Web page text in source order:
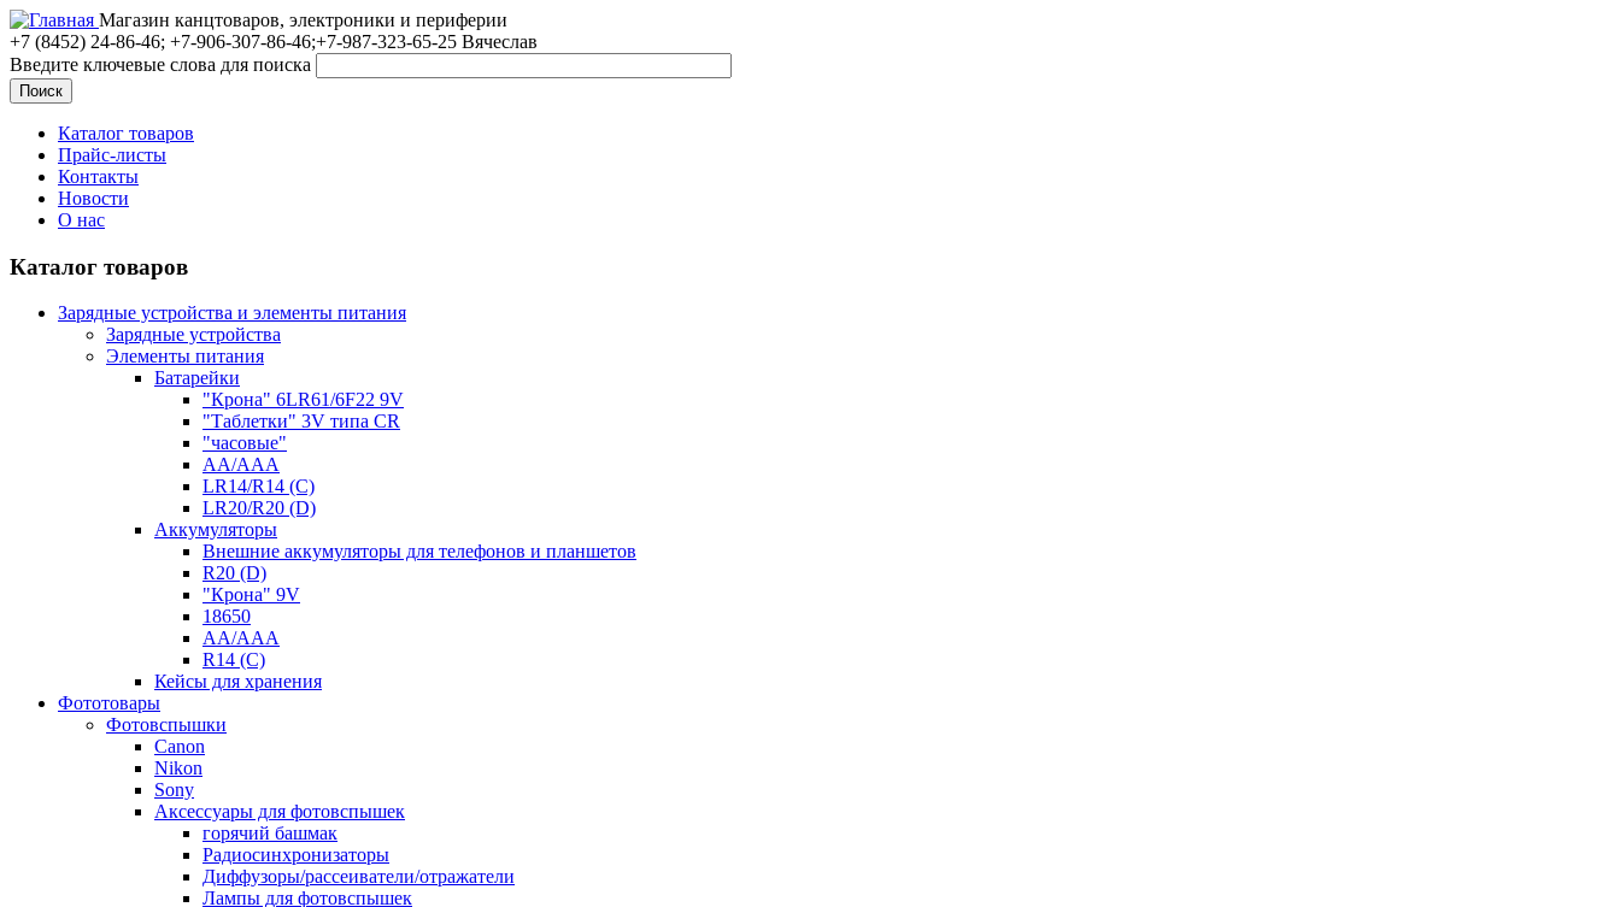
Магазин канцтоваров, электроники и периферии
+7 (8452) 24-86-46; +7-906-307-86-46;+7-987-323-65-25 Вячеслав
Введите ключевые слова для поиска
Каталог товаров
Прайс-листы
Контакты
Новости
О нас
Каталог товаров
Зарядные устройства и элементы питания
Зарядные устройства
Элементы питания
Батарейки
"Крона" 6LR61/6F22 9V
"Таблетки" 3V типа CR
"часовые"
AA/AAA
LR14/R14 (C)
LR20/R20 (D)
Аккумуляторы
Внешние аккумуляторы для телефонов и планшетов
R20 (D)
"Крона" 9V
18650
AA/AAA
R14 (C)
Кейсы для хранения
Фототовары
Фотовспышки
Canon
Nikon
Sony
Аксессуары для фотовспышек
горячий башмак
Радиосинхронизаторы
Диффузоры/рассеиватели/отражатели
Лампы для фотовспышек